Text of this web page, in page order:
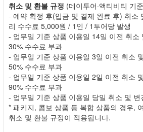
취소 및 환불 규정 (데이투어·액티비티 기
- 예약 확정 후(입금 및 결제 완료 후) 취소
리 수수료 5,000원 / 1인 / 1투어당 발생
- 업무일 기준 상품 이용일 14일 이전 취소
30% 수수료 부과
- 업무일 기준 상품 이용일 3일 이전 취소
50% 수수료 부과
- 업무일 기준 상품 이용일 2일 이전 취소
90% 수수료 부과
- 업무일 기준 상품 이용일 당일 취소 및
* 패키지, 콤보 상품 등 복합 상품의 경우,
취소 및 환불 규정이 적용됩니다.